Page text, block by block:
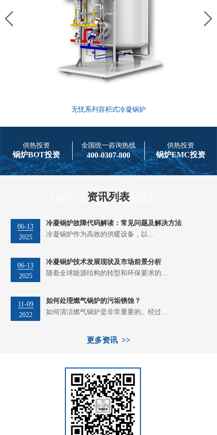
无忧系列容积式冷凝锅炉
供热投资
锅炉BOT投资
全国统一咨询热线
400-0307-800
供热投资
锅炉EMC投资
资讯列表
06-13
2025
冷凝锅炉故障代码解读：常见问题及解决方法
冷凝锅炉作为高效的供暖设备，以…
06-13
2025
冷凝锅炉技术发展现状及市场前景分析
随着全球能源结构的转型和环保要求的…
11-09
2022
如何处理燃气锅炉的污垢锈蚀？
如何清洁燃气锅炉是非常重要的。经过…
更多资讯 >>